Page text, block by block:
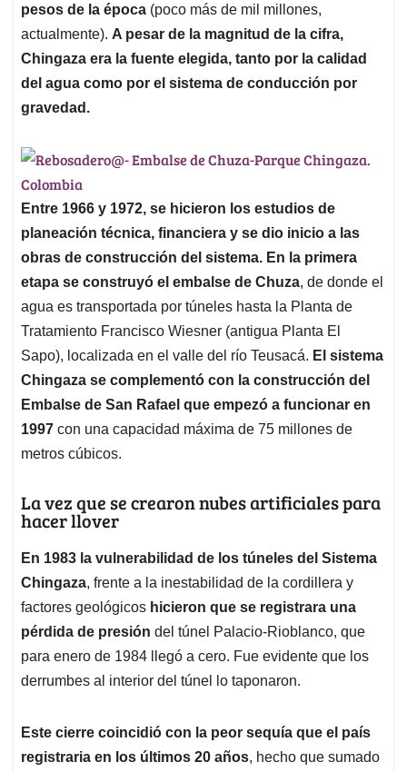
pesos de la época (poco más de mil millones,
actualmente). A pesar de la magnitud de la cifra,
Chingaza era la fuente elegida, tanto por la calidad
del agua como por el sistema de conducción por
gravedad.
Entre 1966 y 1972, se hicieron los estudios de
planeación técnica, financiera y se dio inicio a las
obras de construcción del sistema. En la primera
etapa se construyó el embalse de Chuza, de donde el
agua es transportada por túneles hasta la Planta de
Tratamiento Francisco Wiesner (antigua Planta El
Sapo), localizada en el valle del río Teusacá. El sistema
Chingaza se complementó con la construcción del
Embalse de San Rafael que empezó a funcionar en
1997 con una capacidad máxima de 75 millones de
metros cúbicos.
La vez que se crearon nubes artificiales para
hacer llover
En 1983 la vulnerabilidad de los túneles del Sistema
Chingaza, frente a la inestabilidad de la cordillera y
factores geológicos hicieron que se registrara una
pérdida de presión del túnel Palacio-Rioblanco, que
para enero de 1984 llegó a cero. Fue evidente que los
derrumbes al interior del túnel lo taponaron.
Este cierre coincidió con la peor sequía que el país
registraria en los últimos 20 años, hecho que sumado